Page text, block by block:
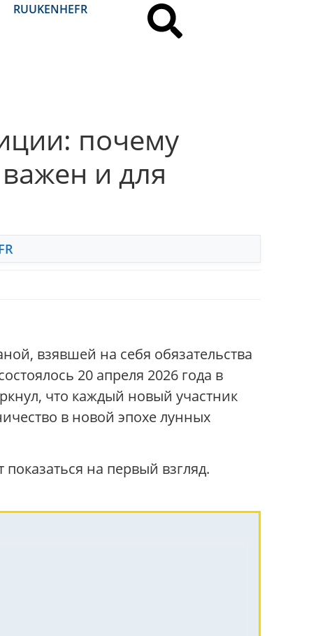
RUUKENHEFR
почему
и для
взявшей на себя обязательства
20 апреля 2026 года в
что каждый новый участник
в новой эпохе лунных
на первый взгляд.